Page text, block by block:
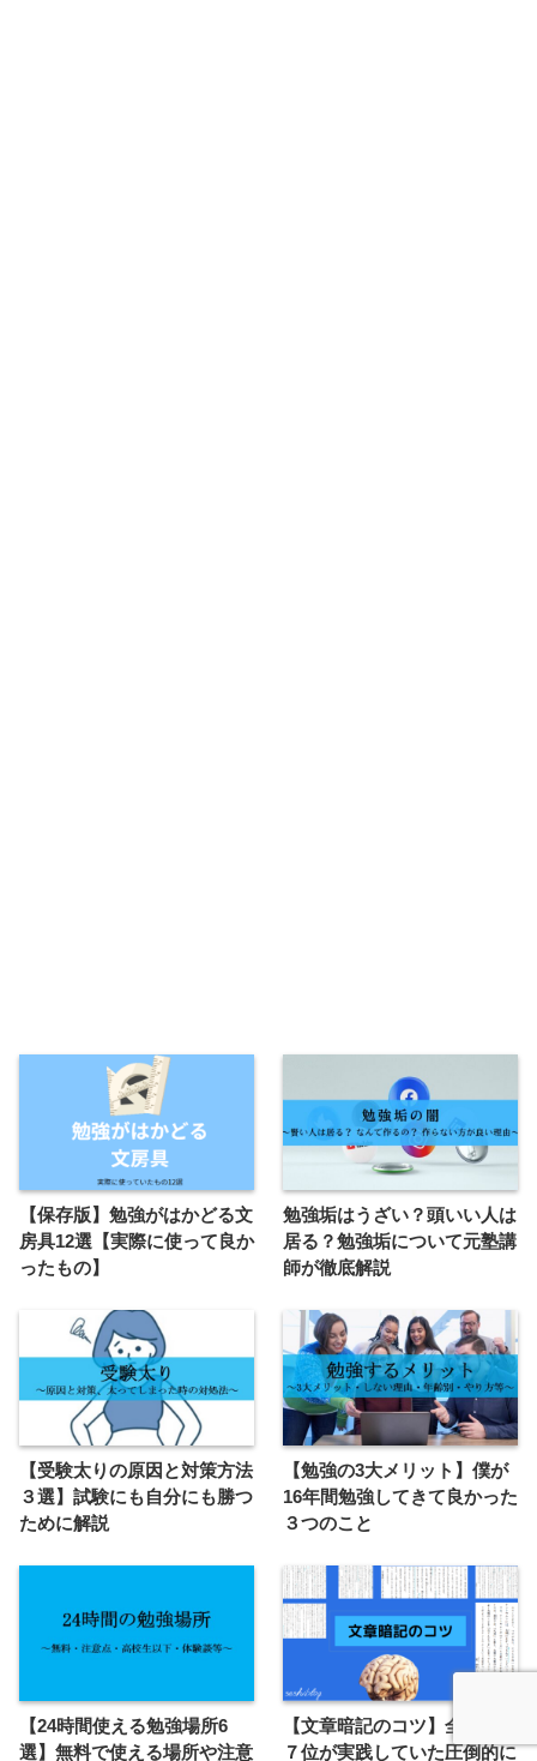
【保存版】勉強がはかどる文
房具12選【実際に使って良か
ったもの】
勉強垢はうざい？頭いい人は
居る？勉強垢について元塾講
師が徹底解説
【受験太りの原因と対策方法
３選】試験にも自分にも勝つ
ために解説
【勉強の3大メリット】僕が
16年間勉強してきて良かった
３つのこと
【24時間使える勉強場所6
選】無料で使える場所や注意
【文章暗記のコツ】全国模試
７位が実践していた圧倒的に